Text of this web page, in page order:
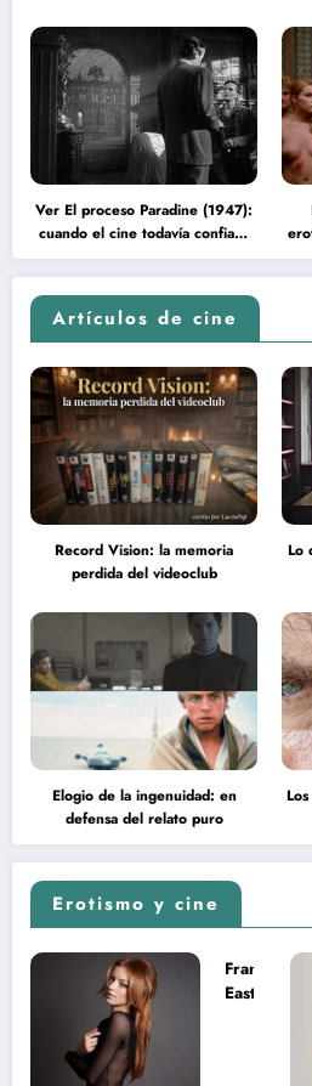
Ver El proceso Paradine (1947):
cuando el cine todavía confiaba
en la inteligencia del espectador
Artículos de cine
Record Vision: la memoria
perdida del videoclub
Lo
Elogio de la ingenuidad: en
defensa del relato puro
Erotismo y cine
Francesca
Eastwood y